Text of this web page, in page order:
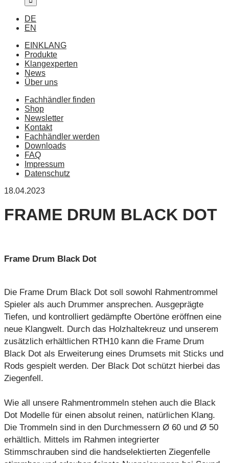
DE
EN
EINKLANG
Produkte
Klangexperten
News
Über uns
Fachhändler finden
Shop
Newsletter
Kontakt
Fachhändler werden
Downloads
FAQ
Impressum
Datenschutz
18.04.2023
FRAME DRUM BLACK DOT
Frame Drum Black Dot
Die Frame Drum Black Dot soll sowohl Rahmentrommel
Spieler als auch Drummer ansprechen. Ausgeprägte
Tiefen, und kontrolliert gedämpfte Obertöne eröffnen eine
neue Klangwelt. Durch das Holzhaltekreuz und unserem
zusätzlich erhältlichen RTH10 kann die Frame Drum
Black Dot als Erweiterung eines Drumsets mit Sticks und
Rods gespielt werden. Der Black Dot schützt hierbei das
Ziegenfell.
Wie all unsere Rahmentrommeln stehen auch die Black
Dot Modelle für einen absolut reinen, natürlichen Klang.
Die Trommeln sind in den Durchmessern Ø 60 und Ø 50
erhältlich. Mittels im Rahmen integrierter
Stimmschrauben sind die handselektierten Ziegenfelle